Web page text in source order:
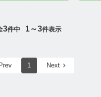
3件中 1～3件表示
Prev 1 Next